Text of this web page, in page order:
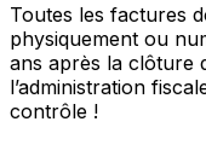
Toutes les factures
physiquement ou
ans après la clôture
l’administration
contrôle !